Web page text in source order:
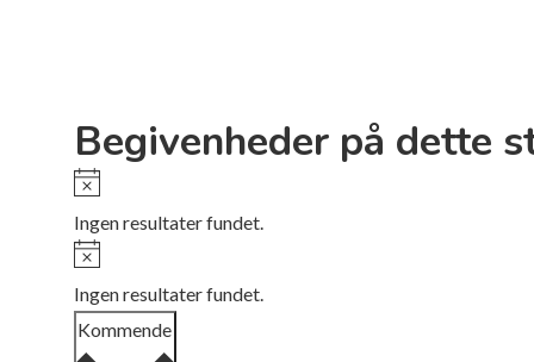
Begivenheder på dette
Notice
Ingen resultater fundet.
Notice
Ingen resultater fundet.
Kommende